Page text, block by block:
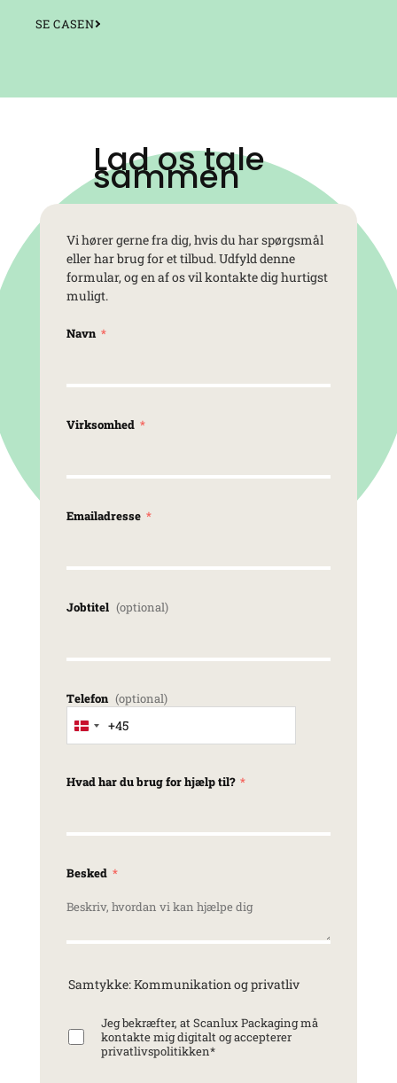
SE CASEN
Lad os tale
sammen
Vi hører gerne fra dig, hvis du har spørgsmål
eller har brug for et tilbud. Udfyld denne
formular, og en af os vil kontakte dig hurtigst
muligt.
Navn
Virksomhed
Emailadresse
Jobtitel
Telefon
Denmark +45
+45
Hvad har du brug for hjælp til?
Besked
Samtykke: Kommunikation og privatliv
Jeg bekræfter, at Scanlux Packaging må
kontakte mig digitalt og accepterer
privatlivspolitikken*